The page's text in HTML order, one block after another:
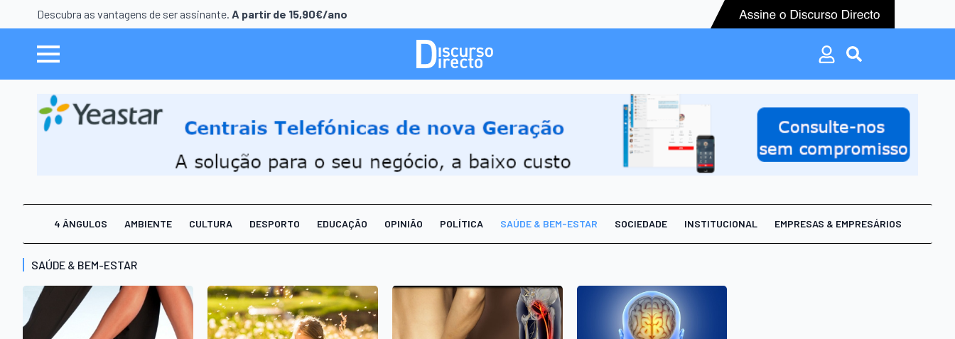
Descubra as vantagens de ser assinante. A partir de 15,90€/ano
Search
Search
for:
4 ÂNGULOS AMBIENTE CULTURA DESPORTO EDUCAÇÃO OPINIÃO POLÍTICA SAÚDE & BEM-ESTAR SOCIEDADE INSTITUCIONAL EMPRESAS & EMPRESÁRIOS
SAÚDE & BEM-ESTAR